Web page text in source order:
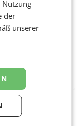
Nutzung
der
unserer